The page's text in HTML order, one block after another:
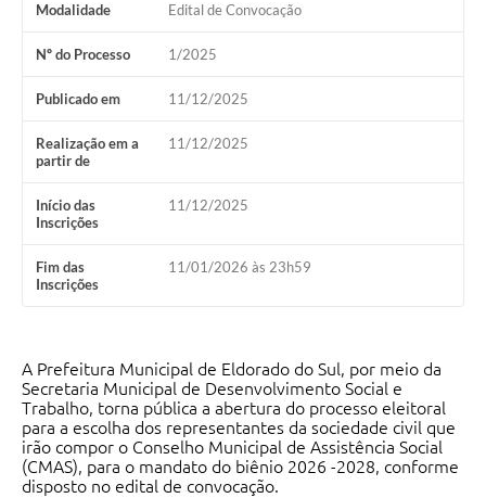
Modalidade Edital de Convocação
Nº do Processo 1/2025
Publicado em 11/12/2025
Realização em a
partir de
11/12/2025
Início das
Inscrições
11/12/2025
Fim das
Inscrições
11/01/2026 às 23h59
A Prefeitura Municipal de Eldorado do Sul, por meio da
Secretaria Municipal de Desenvolvimento Social e
Trabalho, torna pública a abertura do processo eleitoral
para a escolha dos representantes da sociedade civil que
irão compor o Conselho Municipal de Assistência Social
(CMAS), para o mandato do biênio 2026 -2028, conforme
disposto no edital de convocação.